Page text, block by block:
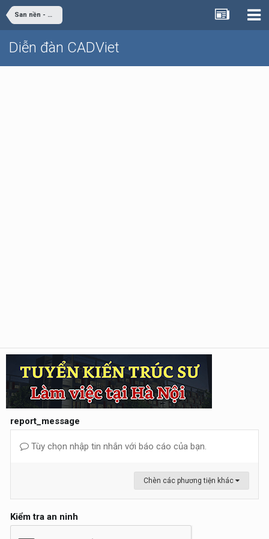
San nền - Giao thông
Diễn đàn CADViet
report_message
Tùy chọn nhập tin nhắn với báo cáo của bạn.
Chèn các phương tiện khác
Kiểm tra an ninh